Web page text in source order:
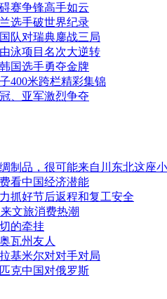
赛争锋高手如云
选手破世界纪录
队对瑞典鏖战三局
泳项目名次大逆转
国选手勇夺金牌
400米跨栏精彩集锦
、亚军激烈争夺
制品，很可能来自川东北这座
看中国经济潜能
抓好节后返程和复工安全
文旅消费热潮
的牵挂
瓦州友人
基米尔对对手对局
克中国对俄罗斯